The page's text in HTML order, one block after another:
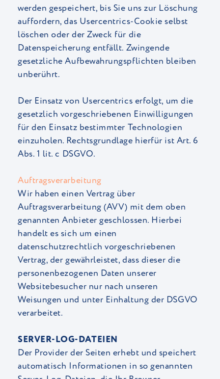
werden gespeichert, bis Sie uns zur Löschung
auffordern, das Usercentrics-Cookie selbst
löschen oder der Zweck für die
Datenspeicherung entfällt. Zwingende
gesetzliche Aufbewahrungspflichten bleiben
unberührt.
Der Einsatz von Usercentrics erfolgt, um die
gesetzlich vorgeschriebenen Einwilligungen
für den Einsatz bestimmter Technologien
einzuholen. Rechtsgrundlage hierfür ist Art. 6
Abs. 1 lit. c DSGVO.
Auftragsverarbeitung
Wir haben einen Vertrag über
Auftragsverarbeitung (AVV) mit dem oben
genannten Anbieter geschlossen. Hierbei
handelt es sich um einen
datenschutzrechtlich vorgeschriebenen
Vertrag, der gewährleistet, dass dieser die
personenbezogenen Daten unserer
Websitebesucher nur nach unseren
Weisungen und unter Einhaltung der DSGVO
verarbeitet.
SERVER-LOG-DATEIEN
Der Provider der Seiten erhebt und speichert
automatisch Informationen in so genannten